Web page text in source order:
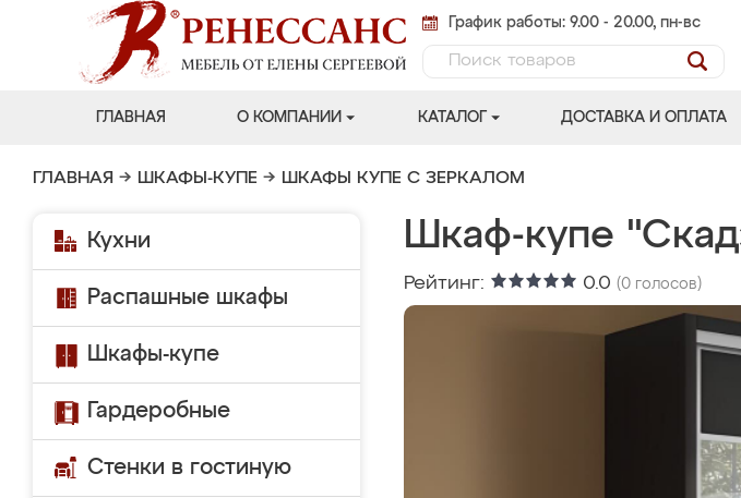
График работы: 9.00 - 20.00, пн-вс
ГЛАВНАЯ О КОМПАНИИ КАТАЛОГ ДОСТАВКА И ОПЛАТА
ГЛАВНАЯ → ШКАФЫ-КУПЕ → ШКАФЫ КУПЕ С ЗЕРКАЛОМ
Кухни
Распашные шкафы
Шкафы-купе
Гардеробные
Стенки в гостиную
Шкаф-купе
Рейтинг: 0.0 (0 голосов)